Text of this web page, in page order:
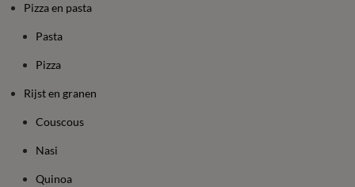
Pizza en pasta
Pasta
Pizza
Rijst en granen
Couscous
Nasi
Quinoa